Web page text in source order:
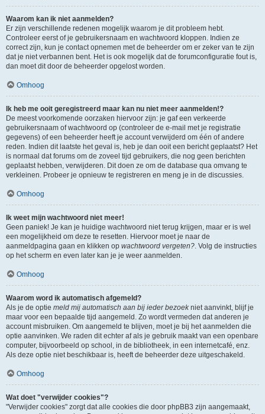
Waarom kan ik niet aanmelden?
Er zijn verschillende redenen mogelijk waarom je dit probleem hebt.
Controleer eerst of je gebruikersnaam en wachtwoord kloppen. Indien ze
correct zijn, kun je contact opnemen met de beheerder om er zeker van te zijn
dat je niet verbannen bent. Het is ook mogelijk dat de forumconfiguratie fout is,
dan moet dit door de beheerder opgelost worden.
Omhoog
Ik heb me ooit geregistreerd maar kan nu niet meer aanmelden!?
De meest voorkomende oorzaken hiervoor zijn: je gaf een verkeerde
gebruikersnaam of wachtwoord op (controleer de e-mail met je registratie
gegevens) of een beheerder heeft je account verwijderd om één of andere
reden. Indien dit laatste het geval is, heb je dan ooit een bericht geplaatst? Het
is normaal dat forums om de zoveel tijd gebruikers, die nog geen berichten
geplaatst hebben, verwijderen. Dit doen ze om de database qua omvang te
verkleinen. Probeer je opnieuw te registreren en meng je in de discussies.
Omhoog
Ik weet mijn wachtwoord niet meer!
Geen paniek! Je kan je huidige wachtwoord niet terug krijgen, maar er is wel
een mogelijkheid om deze te resetten. Hiervoor moet je naar de
aanmeldpagina gaan en klikken op wachtwoord vergeten?. Volg de instructies
op het scherm en even later kan je je weer aanmelden.
Omhoog
Waarom word ik automatisch afgemeld?
Als je de optie meld mij automatisch aan bij ieder bezoekniet aanvinkt, blijf je
maar voor een bepaalde tijd aangemeld. Zo wordt vermeden dat anderen je
account misbruiken. Om aangemeld te blijven, moet je bij het aanmelden die
optie aanvinken. We raden dit echter af als je gebruik maakt van een openbare
computer, bijvoorbeeld op school, in de bibliotheek, in een internetcafé, enz.
Als deze optie niet beschikbaar is, heeft de beheerder deze uitgeschakeld.
Omhoog
Wat doet "verwijder cookies"?
"Verwijder cookies" zorgt dat alle cookies die door phpBB3 zijn aangemaakt,